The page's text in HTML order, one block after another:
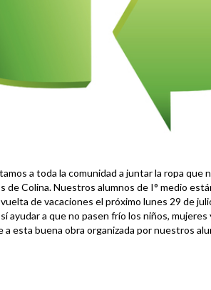
a toda la comunidad a juntar la ropa que
de Colina. Nuestros alumnos de I° medio
de vacaciones el próximo lunes 29 de
ayudar a que no pasen frío los niños,
a esta buena obra organizada por nuestros